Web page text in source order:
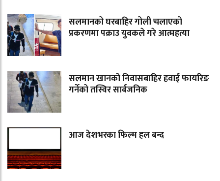
सलमानको घरबाहिर गोली चलाएको
प्रकरणमा पक्राउ युवकले गरे आत्महत्या
सलमान खानको निवासबाहिर हवाई फायरिङ
गर्नेको तस्विर सार्बजनिक
आज देशभरका फिल्म हल बन्द